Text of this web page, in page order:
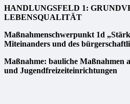
HANDLUNGSFELD 1:
LEBENSQUALITÄT
Maßnahmenschwerpunkt 1d
Miteinanders und des
Maßnahme: bauliche Maßnahmen
und Jugendfreizeiteinrichtungen